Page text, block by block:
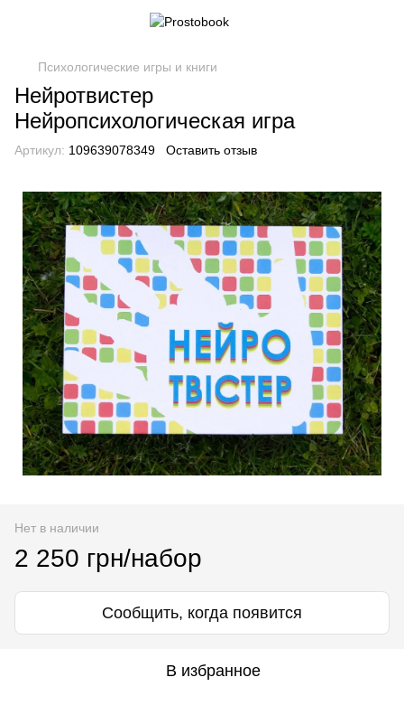
Психологические игры и книги
Нейротвистер
Нейропсихологическая игра
Артикул: 109639078349 Оставить отзыв
Нет в наличии
2 250 грн/набор
Сообщить, когда появится
В избранное